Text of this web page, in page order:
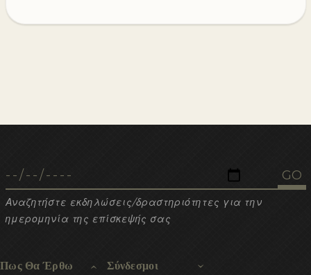
Αναζητήστε εκδηλώσεις/δραστηριότητες για την
ημερομηνία της επίσκεψής σας
Πως Θα Έρθω Σύνδεσμοι